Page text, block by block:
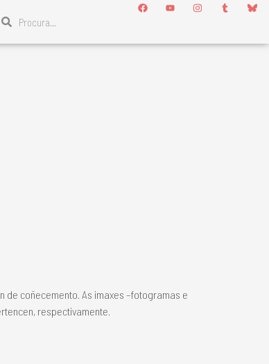
de coñecemento. As imaxes –fotogramas e
respectivamente.